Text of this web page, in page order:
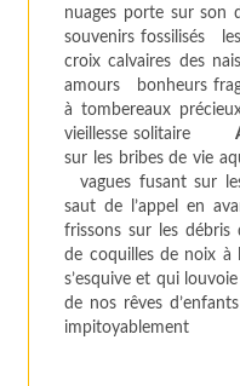
nuages porte sur son
souvenirs fossilisés
croix calvaires des
amours bonheurs
à tombereaux
vieillesse solitaire
sur les bribes de vie
vagues fusant sur
saut de l’appel en
frissons sur les débris
de coquilles de noix
s’esquive et qui
de nos rêves
impitoyablement